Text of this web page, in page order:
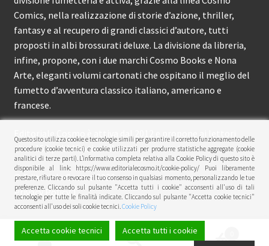
Comics, nella realizzazione di storie d’azione, thriller,
fantasy e al recupero di grandi classici d’autore, tutti
proposti in albi brossurati deluxe. La divisione da libreria,
infine, propone, con i due marchi Cosmo Books e Nona
Arte, eleganti volumi cartonati che ospitano il meglio del
fumetto d’avventura classico italiano, americano e
francese.
Editoriale Cosmo è attiva dal 2012 e propone ai lettori
circa 150 pubblicazioni l’anno.
© Editoriale Cosmo 2026
Privacy Policy
Questo sito utilizza cookie e tecnologie simili per garantire il corretto funzionamento delle
procedure (cookie tecnici) e cookie utilizzati per produrre statistiche aggregate (cookie
analitici di terze parti). L’informativa completa relativa alla Cookie Policy di questo sito è
disponibile al link: https://www.editorialecosmo.it/cookie-policy/ Puoi liberamente
prestare, rifiutare o revocare il tuo consenso in qualsiasi momento, personalizzando le tue
preferenze. Cliccando sul pulsante "Accetta tutti i cookie" acconsenti all'uso di tali
tecnologie per tutte le finalità indicate. Cliccando sul pulsante "Accetta cookie tecnici"
acconsenti all'uso dei soli cookie tecnici.Cookie Policy
Accetta cookie tecnici
Accetta tutti i cookie